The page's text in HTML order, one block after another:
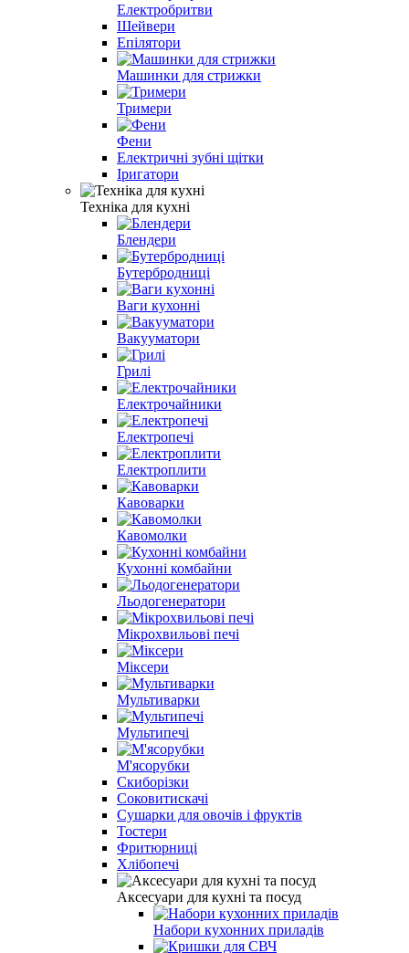
Електробритви
Шейвери
Епілятори
Машинки для стрижки
Тримери
Фени
Електричні зубні щітки
Іригатори
Техніка для кухні
Блендери
Бутербродниці
Ваги кухонні
Вакууматори
Грилі
Електрочайники
Електропечі
Електроплити
Кавоварки
Кавомолки
Кухонні комбайни
Льодогенератори
Мікрохвильові печі
Міксери
Мультиварки
Мультипечі
М'ясорубки
Скиборізки
Соковитискачі
Сушарки для овочів і фруктів
Тостери
Фритюрниці
Хлібопечі
Аксесуари для кухні та посуд
Набори кухонних приладів